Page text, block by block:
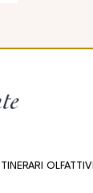
ITINERARI OLFATTIVI